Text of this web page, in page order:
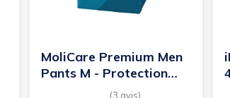
MoliCare Premium Men
Pants M - Protection
urinaire homme...